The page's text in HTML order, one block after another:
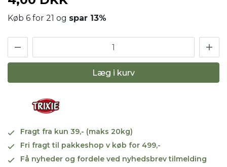
Køb 6 for 21 og spar 13%
Læg i kurv
Fragt fra kun 39,- (maks 20kg)
Fri fragt til pakkeshop v køb for 499,-
Få nyheder og fordele ved nyhedsbrev tilmelding